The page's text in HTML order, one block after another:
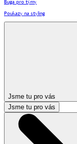
Buga pro týmy
Poukazy na styling
Jsme tu pro vás
Jsme tu pro vás